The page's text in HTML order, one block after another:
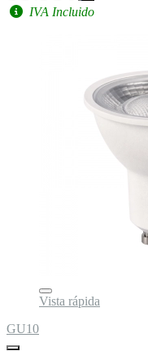
IVA Incluido
Vista rápida
GU10